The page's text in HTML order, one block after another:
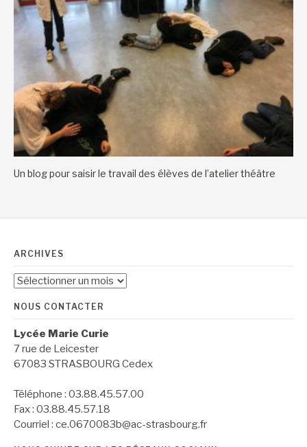
Un blog pour saisir le travail des élèves de l’atelier théâtre
ARCHIVES
Archives
NOUS CONTACTER
Lycée Marie Curie
7 rue de Leicester
67083 STRASBOURG Cedex
Téléphone : 03.88.45.57.00
Fax : 03.88.45.57.18
Courriel : ce.0670083b@ac-strasbourg.fr